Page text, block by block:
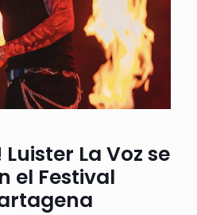
La Voz se
el Festival